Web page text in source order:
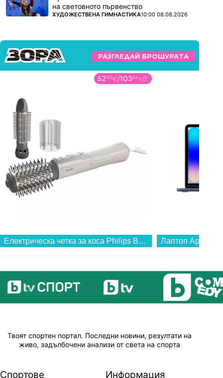
на световното първенство
ПОВЕЧЕ ОТ
ХУДОЖЕСТВЕНА ГИМНАСТИКА10:00 08.08.2026
РАЗГЛЕДАЙ БРОШУРАТА
5299€/10364лв.
Електрическа четка за коса Philips BHA710/00 , 1000 W...
Твоят спортен портал. Последни новини, резултати на
живо, задълбочени анализи от света на спорта
Спортове Информация